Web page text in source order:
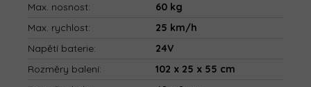
Max. nosnost:
60 kg
Max. rychlost:
25 km/h
Napětí baterie:
24V
Rozměry balení:
102 x 25 x 55 cm